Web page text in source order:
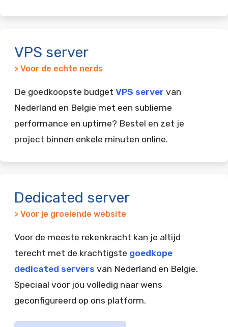
VPS server
> Voor de echte nerds
De goedkoopste budget VPS server van
Nederland en Belgie met een sublieme
performance en uptime? Bestel en zet je
project binnen enkele minuten online.
Dedicated server
> Voor je groeiende website
Voor de meeste rekenkracht kan je altijd
terecht met de krachtigste goedkope
dedicated servers van Nederland en Belgie.
Speciaal voor jou volledig naar wens
geconfigureerd op ons platform.